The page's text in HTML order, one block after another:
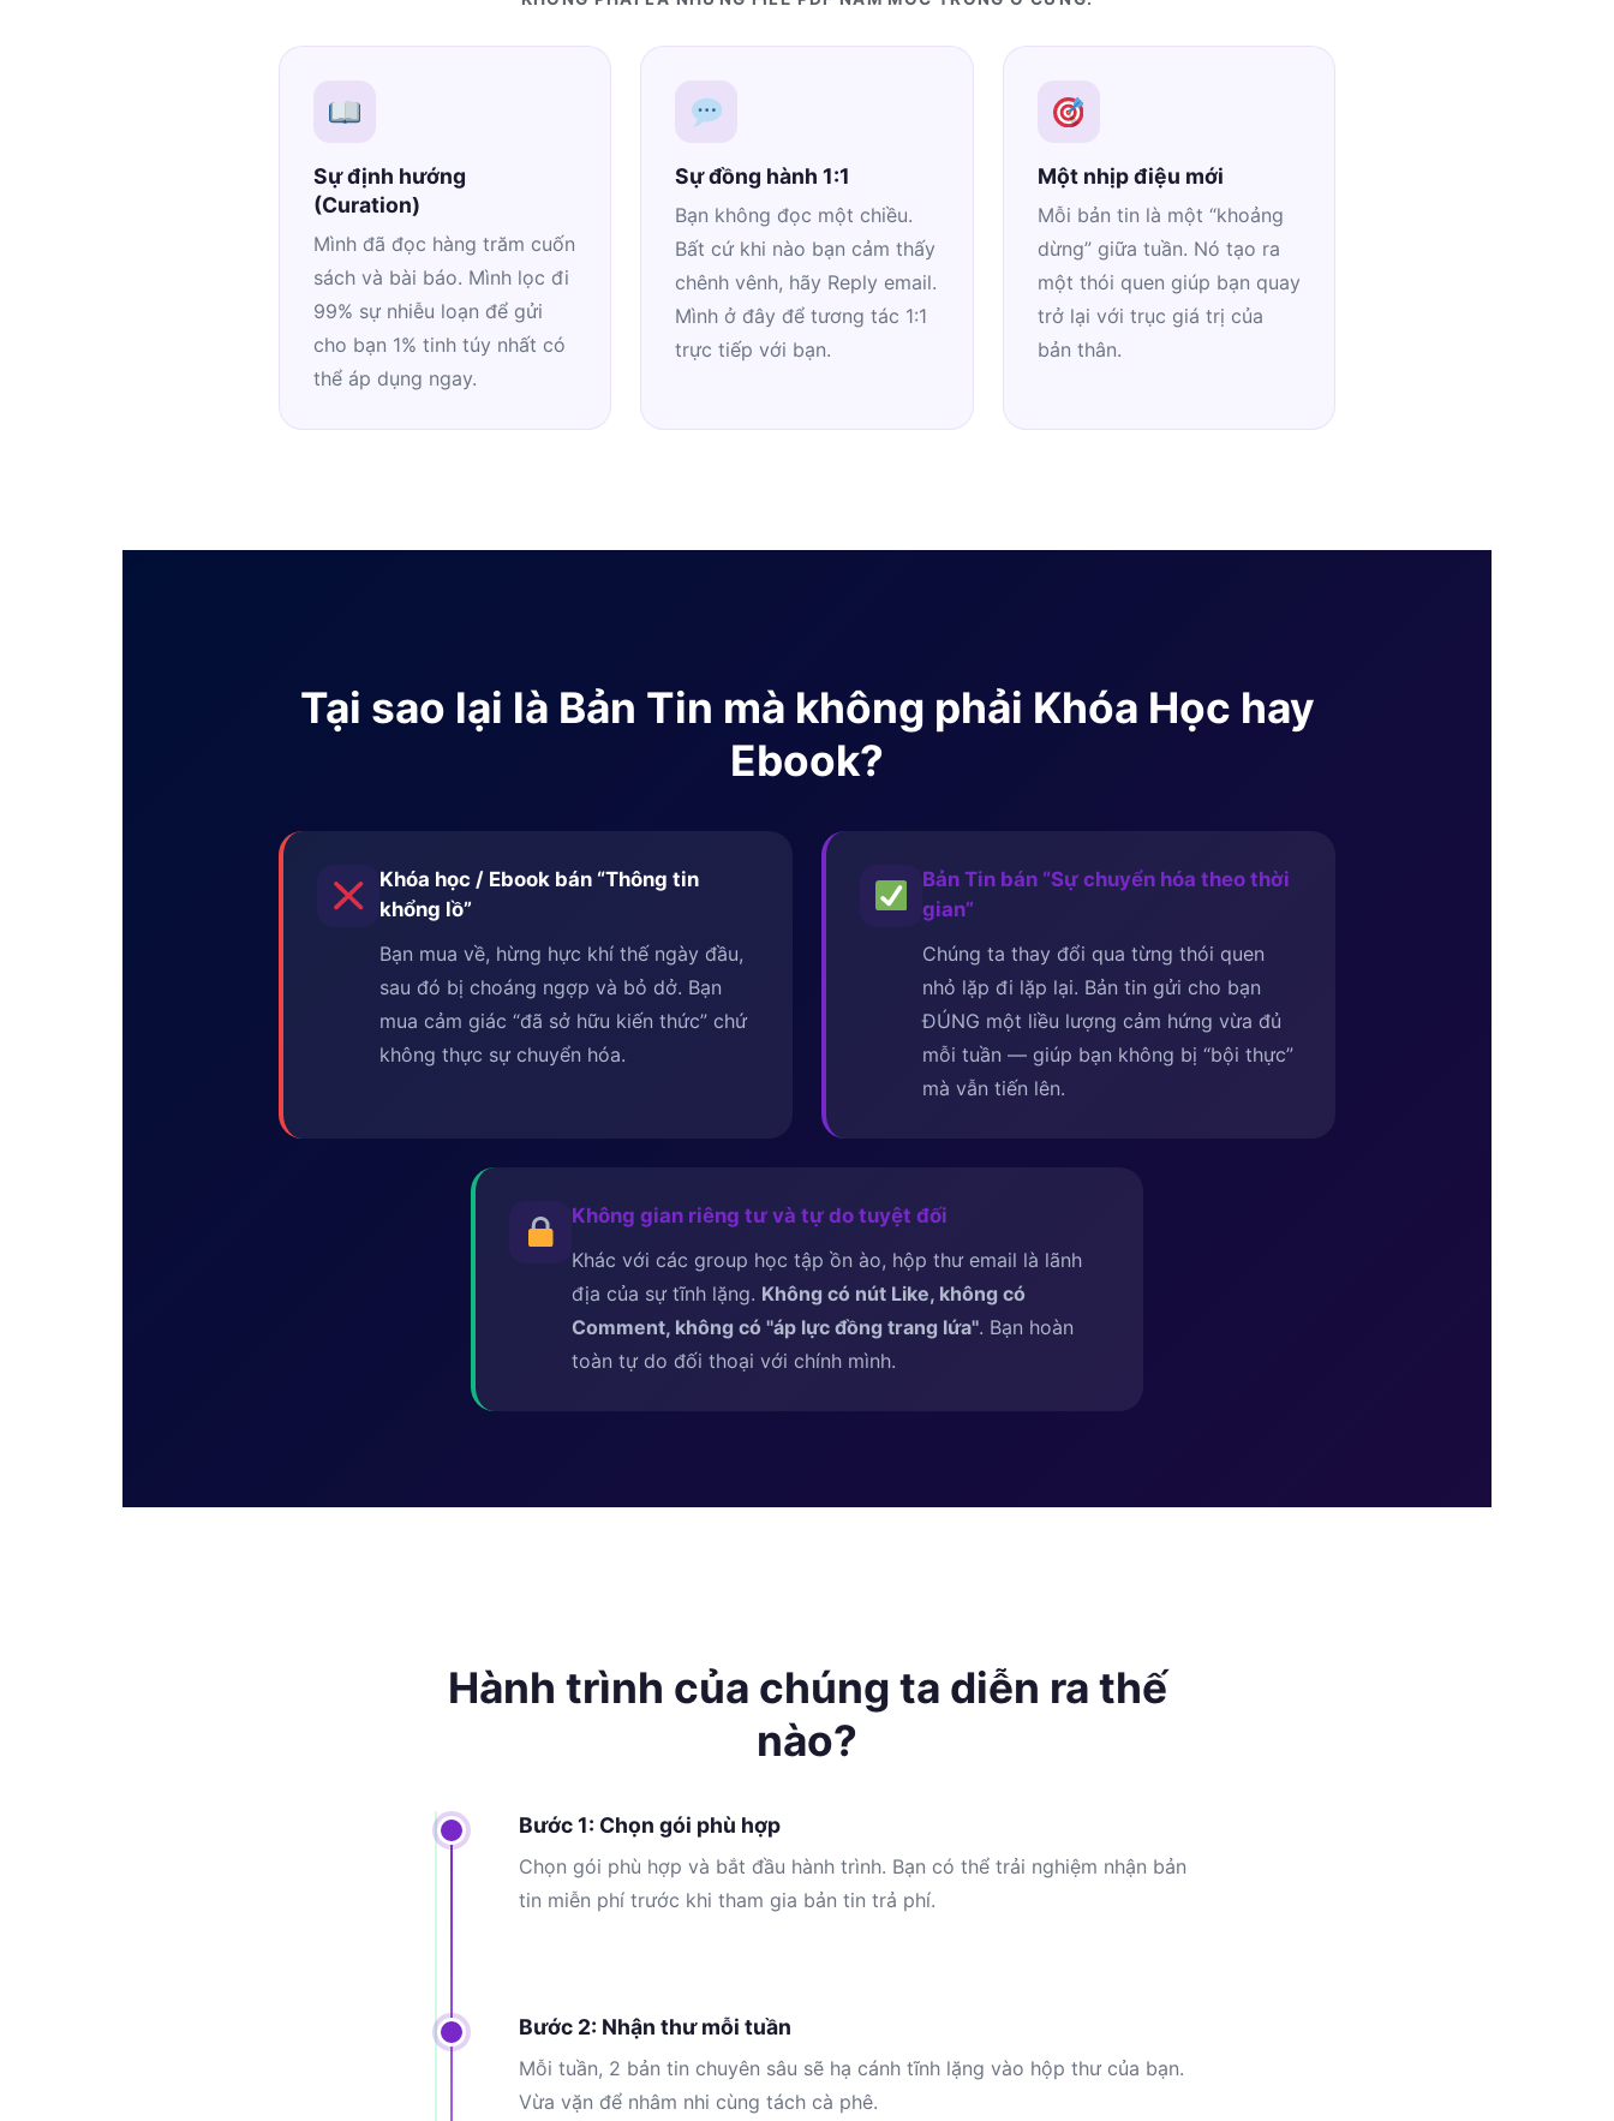
Sự định hướng
(Curation)
Mình đã đọc hàng trăm cuốn
sách và bài báo. Mình lọc đi
99% sự nhiễu loạn để gửi
cho bạn 1% tinh túy nhất có
thể áp dụng ngay.
Sự đồng hành 1:1
Bạn không đọc một chiều.
Bất cứ khi nào bạn cảm thấy
chênh vênh, hãy Reply email.
Mình ở đây để tương tác 1:1
trực tiếp với bạn.
Một nhịp điệu mới
Mỗi bản tin là một “khoảng
dừng” giữa tuần. Nó tạo ra
một thói quen giúp bạn quay
trở lại với trục giá trị của
bản thân.
Tại sao lại là Bản Tin mà không phải Khóa Học hay
Ebook?
Khóa học / Ebook bán “Thông tin
khổng lồ”
Bạn mua về, hừng hực khí thế ngày đầu,
sau đó bị choáng ngợp và bỏ dở. Bạn
mua cảm giác “đã sở hữu kiến thức” chứ
không thực sự chuyển hóa.
Bản Tin bán “Sự chuyển hóa theo thời
gian”
Chúng ta thay đổi qua từng thói quen
nhỏ lặp đi lặp lại. Bản tin gửi cho bạn
ĐÚNG một liều lượng cảm hứng vừa đủ
mỗi tuần — giúp bạn không bị “bội thực”
mà vẫn tiến lên.
Không gian riêng tư và tự do tuyệt đối
Khác với các group học tập ồn ào, hộp thư email là lãnh
địa của sự tĩnh lặng. Không có nút Like, không có
Comment, không có ''áp lực đồng trang lứa''. Bạn hoàn
toàn tự do đối thoại với chính mình.
Hành trình của chúng ta diễn ra thế
nào?
Bước 1: Chọn gói phù hợp
Chọn gói phù hợp và bắt đầu hành trình. Bạn có thể trải nghiệm nhận bản
tin miễn phí trước khi tham gia bản tin trả phí.
Bước 2: Nhận thư mỗi tuần
Mỗi tuần, 2 bản tin chuyên sâu sẽ hạ cánh tĩnh lặng vào hộp thư của bạn.
Vừa vặn để nhâm nhi cùng tách cà phê.